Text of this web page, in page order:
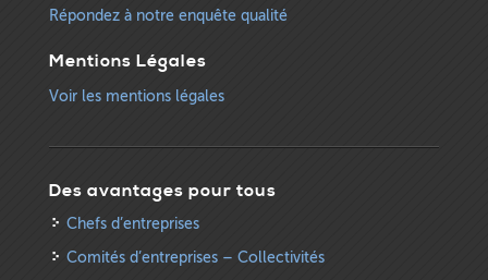
Répondez à notre enquête qualité
Mentions Légales
Voir les mentions légales
Des avantages pour tous
Chefs d’entreprises
Comités d’entreprises – Collectivités